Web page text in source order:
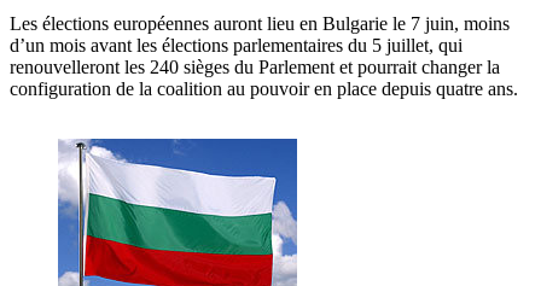
Les élections européennes auront lieu en Bulgarie le 7 juin, moins
d’un mois avant les élections parlementaires du 5 juillet, qui
renouvelleront les 240 sièges du Parlement et pourrait changer la
configuration de la coalition au pouvoir en place depuis quatre ans.